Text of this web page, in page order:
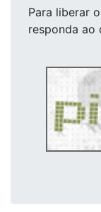
Para liberar
responda ao